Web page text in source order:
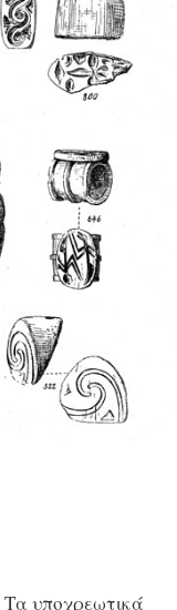
Τα υποχρεωτικά